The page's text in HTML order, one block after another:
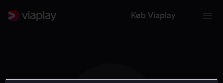
Køb Viaplay